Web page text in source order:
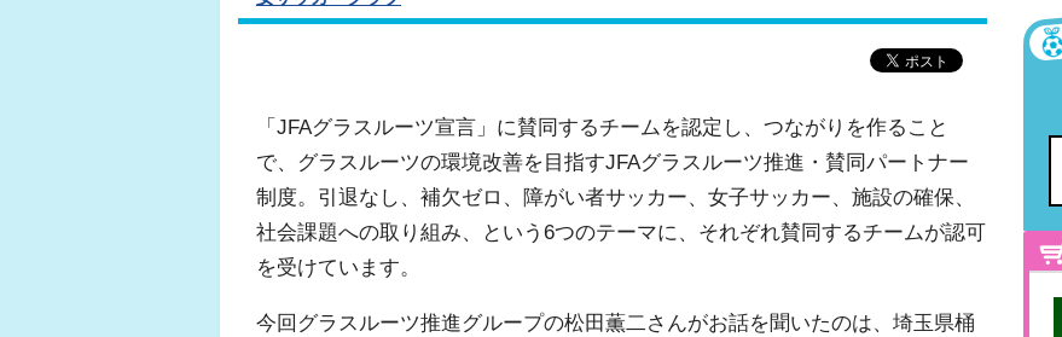
「JFAグラスルーツ宣言」に賛同するチームを認定し、つながりを作ること
で、グラスルーツの環境改善を目指すJFAグラスルーツ推進・賛同パートナー
制度。引退なし、補欠ゼロ、障がい者サッカー、女子サッカー、施設の確保、
社会課題への取り組み、という6つのテーマに、それぞれ賛同するチームが認可
を受けています。
今回グラスルーツ推進グループの松田薫二さんがお話を聞いたのは、埼玉県桶